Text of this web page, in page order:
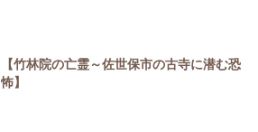
【竹林院の亡霊～佐世保市の古寺に潜む恐
怖】